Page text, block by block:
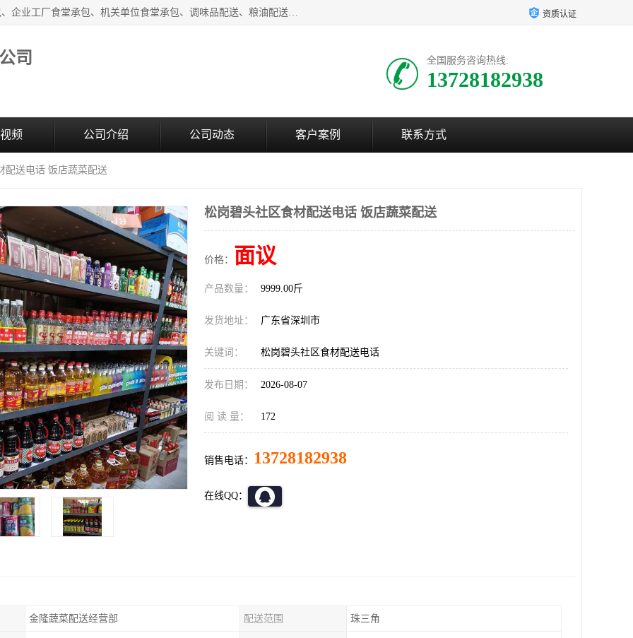
东莞市康隆膳食管理有限公司主要从事：蔬菜配送、食堂承包、企业工厂食堂承包、机关单位食堂承包、调味品配送、粮油配送、干货配送、副食配送、水果配送、海鲜配送等业务，东莞蔬菜配送电话，咨询在线客服。 资质认证
司 全国服务咨询热线:
13728182938
频 公司介绍 公司动态 客户案例 联系方式
配送电话 饭店蔬菜配送
松岗碧头社区食材配送电话 饭店蔬菜配送
价格： 面议
产品数量： 9999.00斤
发货地址： 广东省深圳市
关键词： 松岗碧头社区食材配送电话
发布日期： 2026-08-07
阅 读 量： 172
销售电话： 13728182938
在线QQ：
金隆蔬菜配送经营部 配送范围 珠三角